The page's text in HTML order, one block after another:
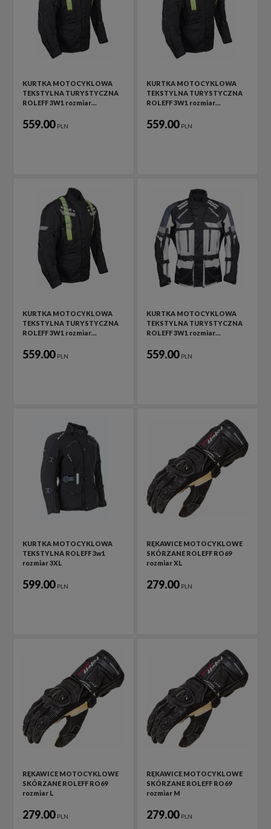
KURTKA MOTOCYKLOWA
TEKSTYLNA TURYSTYCZNA
ROLEFF 3W1 rozmiar…
559.00 PLN
KURTKA MOTOCYKLOWA
TEKSTYLNA TURYSTYCZNA
ROLEFF 3W1 rozmiar…
559.00 PLN
KURTKA MOTOCYKLOWA
TEKSTYLNA TURYSTYCZNA
ROLEFF 3W1 rozmiar…
559.00 PLN
KURTKA MOTOCYKLOWA
TEKSTYLNA TURYSTYCZNA
ROLEFF 3W1 rozmiar…
559.00 PLN
KURTKA MOTOCYKLOWA
TEKSTYLNA ROLEFF 3w1
rozmiar 3XL
599.00 PLN
RĘKAWICE MOTOCYKLOWE
SKÓRZANE ROLEFF RO69
rozmiar XL
279.00 PLN
RĘKAWICE MOTOCYKLOWE
SKÓRZANE ROLEFF RO69
rozmiar L
279.00 PLN
RĘKAWICE MOTOCYKLOWE
SKÓRZANE ROLEFF RO69
rozmiar M
279.00 PLN